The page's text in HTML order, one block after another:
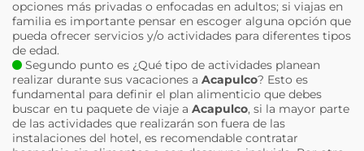
opciones más privadas o enfocadas en adultos; si viajas en
familia es importante pensar en escoger alguna opción que
pueda ofrecer servicios y/o actividades para diferentes tipos
de edad.
Segundo punto es ¿Qué tipo de actividades planean
realizar durante sus vacaciones a Acapulco? Esto es
fundamental para definir el plan alimenticio que debes
buscar en tu paquete de viaje a Acapulco, si la mayor parte
de las actividades que realizarán son fuera de las
instalaciones del hotel, es recomendable contratar